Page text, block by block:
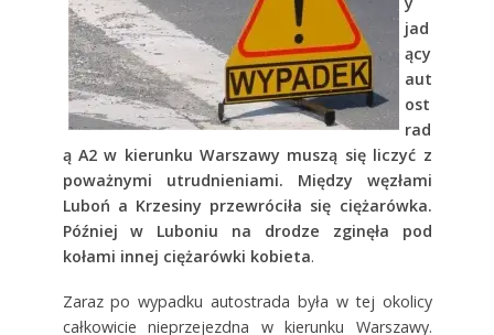
jad
ący
aut
ost
rad
ą A2 w kierunku Warszawy muszą się liczyć z
poważnymi utrudnieniami. Między węzłami
Luboń a Krzesiny przewróciła się ciężarówka.
Później w Luboniu na drodze zginęła pod
kołami innej ciężarówki kobieta.
Zaraz po wypadku autostrada była w tej okolicy
całkowicie nieprzejezdna w kierunku Warszawy.